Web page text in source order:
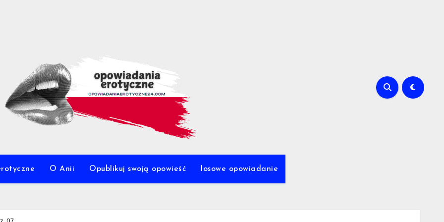
O Anii Opublikuj swoją opowieść losowe opowiadanie